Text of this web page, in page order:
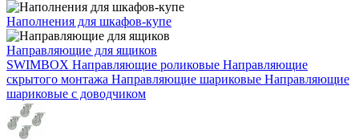
Наполнения для шкафов-купе
Направляющие для ящиков
SWIMBOX Направляющие роликовые Направляющие
скрытого монтажа Направляющие шариковые Направляющие
шариковые с доводчиком